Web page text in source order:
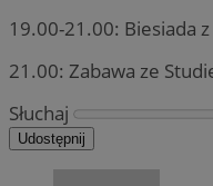
19.00-21.00: Biesiada z
21.00: Zabawa ze
Słuchaj
Udostępnij